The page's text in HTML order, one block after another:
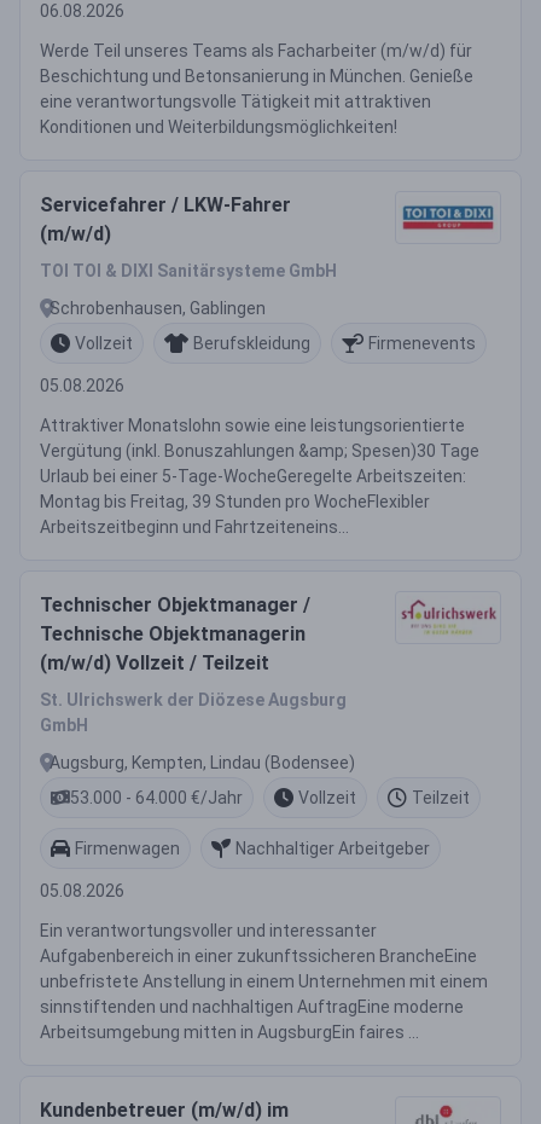
06.08.2026
Werde Teil unseres Teams als Facharbeiter (m/w/d) für
Beschichtung und Betonsanierung in München. Genieße
eine verantwortungsvolle Tätigkeit mit attraktiven
Konditionen und Weiterbildungsmöglichkeiten!
Servicefahrer / LKW-Fahrer
(m/w/d)
TOI TOI & DIXI Sanitärsysteme GmbH
Schrobenhausen, Gablingen
Vollzeit
Berufskleidung Firmenevents
05.08.2026
Attraktiver Monatslohn sowie eine leistungsorientierte
Vergütung (inkl. Bonuszahlungen &amp; Spesen)30 Tage
Urlaub bei einer 5-Tage-WocheGeregelte Arbeitszeiten:
Montag bis Freitag, 39 Stunden pro WocheFlexibler
Arbeitszeitbeginn und Fahrtzeiteneins...
Technischer Objektmanager /
Technische Objektmanagerin
(m/w/d) Vollzeit / Teilzeit
St. Ulrichswerk der Diözese Augsburg
GmbH
Augsburg, Kempten, Lindau (Bodensee)
53.000 - 64.000 €/Jahr
Vollzeit Teilzeit
Firmenwagen Nachhaltiger Arbeitgeber
05.08.2026
Ein verantwortungsvoller und interessanter
Aufgabenbereich in einer zukunftssicheren BrancheEine
unbefristete Anstellung in einem Unternehmen mit einem
sinnstiftenden und nachhaltigen AuftragEine moderne
Arbeitsumgebung mitten in AugsburgEin faires ...
Kundenbetreuer (m/w/d) im